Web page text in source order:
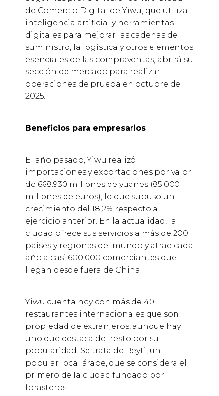
de Comercio Digital de Yiwu, que utiliza
inteligencia artificial y herramientas
digitales para mejorar las cadenas de
suministro, la logística y otros elementos
esenciales de las compraventas, abrirá su
sección de mercado para realizar
operaciones de prueba en octubre de
2025.
Beneficios para empresarios
El año pasado, Yiwu realizó
importaciones y exportaciones por valor
de 668.930 millones de yuanes (85.000
millones de euros), lo que supuso un
crecimiento del 18,2% respecto al
ejercicio anterior. En la actualidad, la
ciudad ofrece sus servicios a más de 200
países y regiones del mundo y atrae cada
año a casi 600.000 comerciantes que
llegan desde fuera de China.
Yiwu cuenta hoy con más de 40
restaurantes internacionales que son
propiedad de extranjeros, aunque hay
uno que destaca del resto por su
popularidad. Se trata de Beyti, un
popular local árabe, que se considera el
primero de la ciudad fundado por
forasteros.